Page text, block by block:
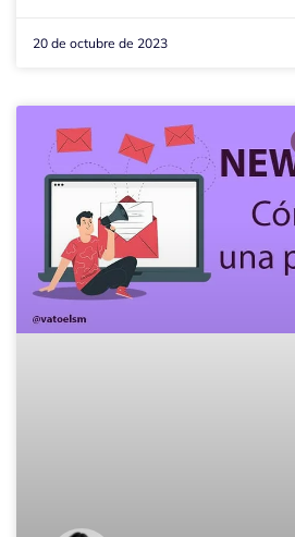
20 de octubre de 2023